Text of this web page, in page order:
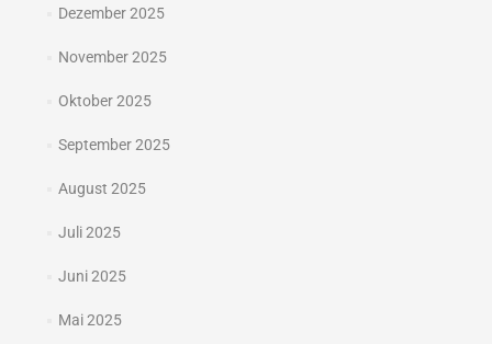
Dezember 2025
November 2025
Oktober 2025
September 2025
August 2025
Juli 2025
Juni 2025
Mai 2025